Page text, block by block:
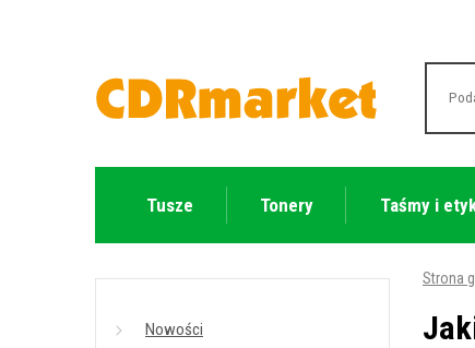
Tusze Tonery Taśmy i
Nowości
Strona